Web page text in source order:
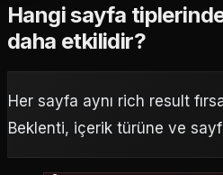
Hangi sayfa
daha etkilidir?
Her sayfa aynı rich result
Beklenti, içerik türüne ve